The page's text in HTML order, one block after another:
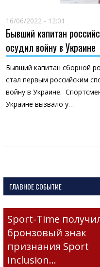
16/06/2022 - 12:01
Бывший капитан
осудил войну в Украине
Бывший капитан сборной
стал первым российским
войну в Украине.
Украине вызвало у…
ГЛАВНОЕ СОБЫТИЕ
Sport-Time
бронзовый знак
признания Sport
Inclusion…